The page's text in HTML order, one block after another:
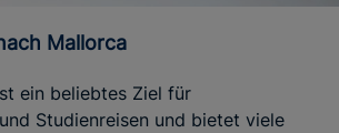
Mallorca
ein beliebtes Ziel für
Studienreisen und bietet viele